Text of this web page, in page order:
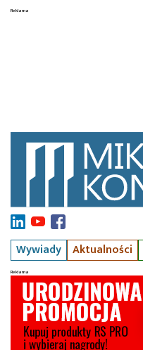
Wywiady Aktualności